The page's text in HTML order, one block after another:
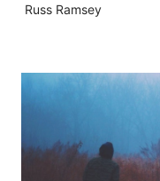
Russ Ramsey